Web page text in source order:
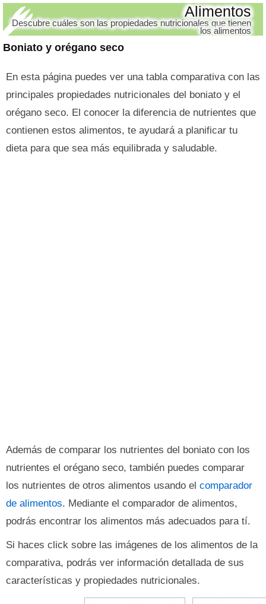
Boniato y orégano seco
Alimentos
Descubre cuáles son las propiedades nutricionales que tienen
los alimentos
En esta página puedes ver una tabla comparativa con las
principales propiedades nutricionales del boniato y el
orégano seco. El conocer la diferencia de nutrientes que
contienen estos alimentos, te ayudará a planificar tu
dieta para que sea más equilibrada y saludable.
Además de comparar los nutrientes del boniato con los
nutrientes el orégano seco, también puedes comparar
los nutrientes de otros alimentos usando el comparador
de alimentos. Mediante el comparador de alimentos,
podrás encontrar los alimentos más adecuados para tí.
Si haces click sobre las imágenes de los alimentos de la
comparativa, podrás ver información detallada de sus
características y propiedades nutricionales.